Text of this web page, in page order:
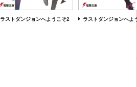
ラストダンジョンへようこそ2 ラストダンジョンへよ